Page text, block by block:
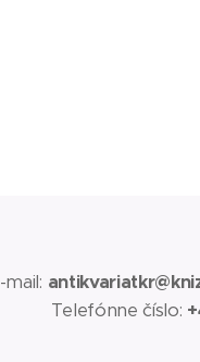
mail:
Telefónne číslo: